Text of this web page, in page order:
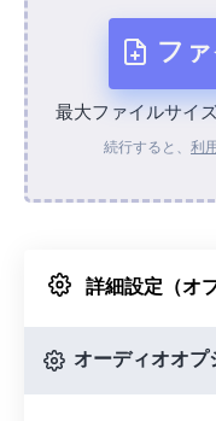
フ
最大ファイルサイ
続行すると、 利
詳細設定（オ
オーディオオプ